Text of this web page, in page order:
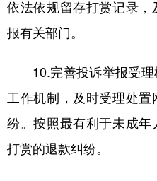
依法依规留存打赏记录，
报有关部门。
10.完善投诉举报受理
工作机制，及时受理处置
纷。按照最有利于未成年
打赏的退款纠纷。